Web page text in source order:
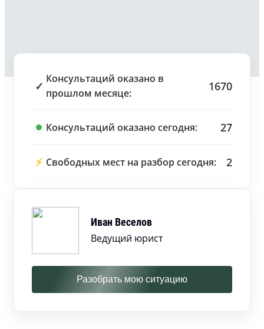
✓
Консультаций оказано в
прошлом месяце:
1670
Консультаций оказано сегодня: 27
⚡ Свободных мест на разбор сегодня: 2
Иван Веселов
Ведущий юрист
Разобрать мою ситуацию